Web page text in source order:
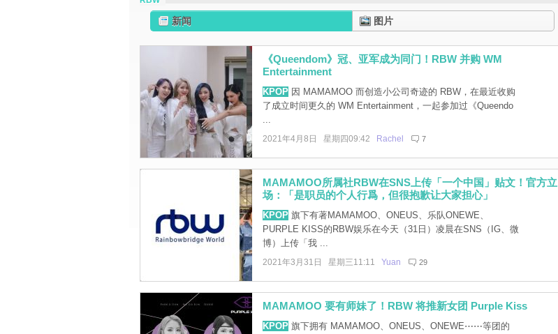
新闻 图片
《Queendom》冠、亚军成为同门！RBW 并购 WM
Entertainment
KPOP因 MAMAMOO 而创造小公司奇迹的 RBW，在最近收购
了成立时间更久的 WM Entertainment，一起参加过《Queendo
...
2021年4月8日 星期四09:42 Rachel 7
MAMAMOO所属社RBW在SNS上传「一个中国」贴文！官方立
场：「是职员的个人行爲，但很抱歉让大家担心」
KPOP旗下有著MAMAMOO、ONEUS、乐队ONEWE、
PURPLE KISS的RBW娱乐在今天（31日）凌晨在SNS（IG、微
博）上传「我 ...
2021年3月31日 星期三11:11 Yuan 29
MAMAMOO 要有师妹了！RBW 将推新女团 Purple Kiss
KPOP旗下拥有 MAMAMOO、ONEUS、ONEWE⋯⋯等团的